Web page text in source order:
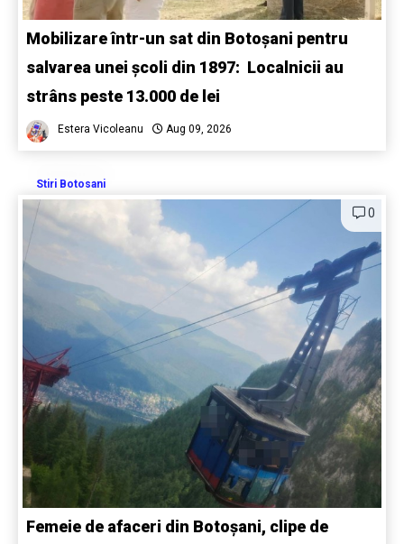
Mobilizare într-un sat din Botoșani pentru
salvarea unei școli din 1897: Localnicii au
strâns peste 13.000 de lei
Estera Vicoleanu Aug 09, 2026
Stiri Botosani
0
Femeie de afaceri din Botoșani, clipe de